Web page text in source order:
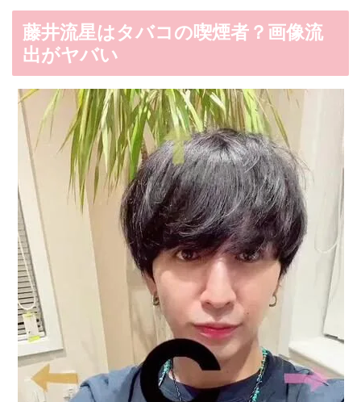
藤井流星はタバコの喫煙者？画像流
出がヤバい